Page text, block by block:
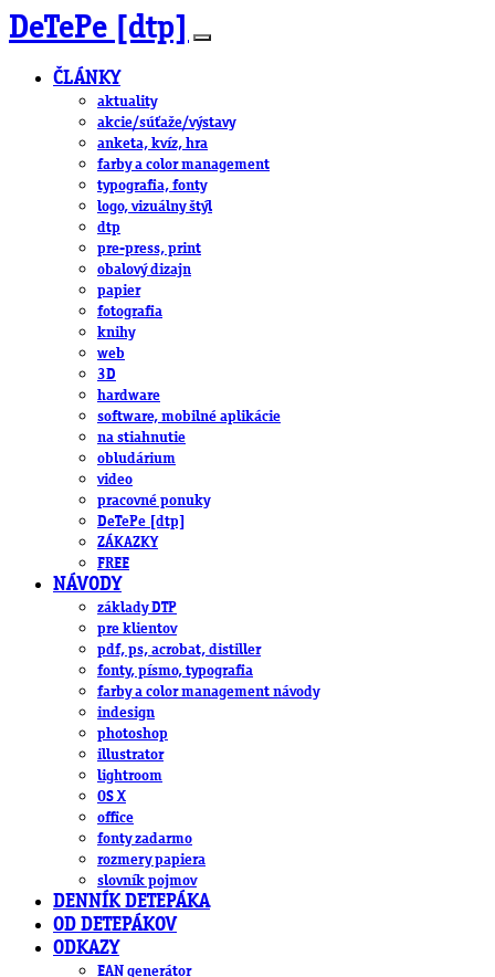
DeTePe [dtp]
ČLÁNKY
aktuality
akcie/súťaže/výstavy
anketa, kvíz, hra
farby a color management
typografia, fonty
logo, vizuálny štýl
dtp
pre-press, print
obalový dizajn
papier
fotografia
knihy
web
3D
hardware
software, mobilné aplikácie
na stiahnutie
obludárium
video
pracovné ponuky
DeTePe [dtp]
ZÁKAZKY
FREE
NÁVODY
základy DTP
pre klientov
pdf, ps, acrobat, distiller
fonty, písmo, typografia
farby a color management návody
indesign
photoshop
illustrator
lightroom
OS X
office
fonty zadarmo
rozmery papiera
slovník pojmov
DENNÍK DETEPÁKA
OD DETEPÁKOV
ODKAZY
EAN generátor